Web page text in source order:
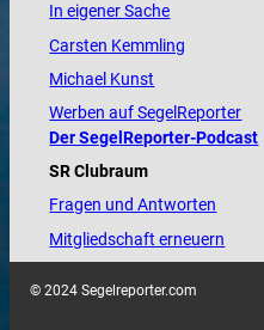
In eigener Sache
Carsten Kemmling
Michael Kunst
Werben auf SegelReporter
Der SegelReporter-Podcast
SR Clubraum
Fragen und Antworten
Mitgliedschaft erneuern
© 2024 Segelreporter.com